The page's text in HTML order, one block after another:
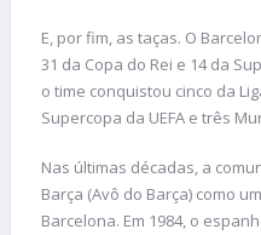
E, por fim, as taças. O
31 da Copa do Rei e 14 da
o time conquistou cinco da
Supercopa da UEFA e três
Nas últimas décadas, a
Barça (Avô do Barça) como
Barcelona. Em 1984, o